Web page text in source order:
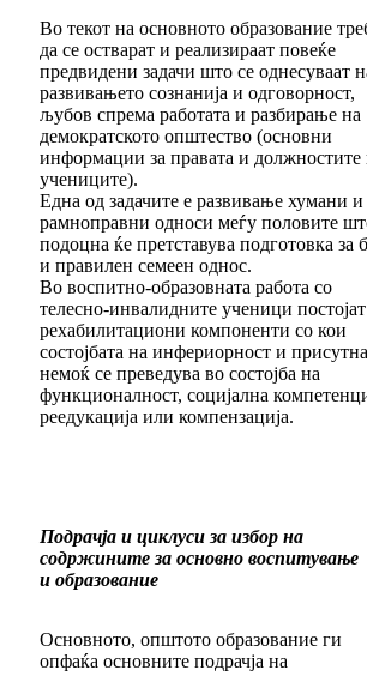
Во текот на основното образование
да се остварат и реализираат повеќе
предвидени задачи што се однесуваат
развивањето сознанија и одговорност,
љубов спрема работата и разбирање на
демократското општество (основни
информации за правата и должностите
учениците).
Една од задачите е развивање хумани и
рамноправни односи меѓу половите
подоцна ќе претставува подготовка за
и правилен семеен однос.
Во воспитно-образовната работа со
телесно-инвалидните ученици
рехабилитациони компоненти со кои
состојбата на инфериорност и присутна
немоќ се преведува во состојба на
функционалност, социјална
реедукација или компензација.
Подрачја и циклуси за избор на
содржините за основно воспитување
и образование
Основното, општото образование ги
опфаќа основните подрачја на